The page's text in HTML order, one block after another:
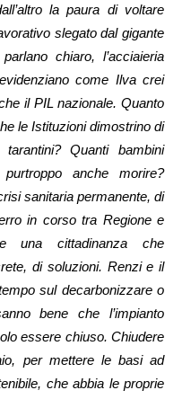
la paura di voltare
slegato dal gigante
chiaro, l’acciaieria
come Ilva crei
il PIL nazionale. Quanto
le Istituzioni dimostrino di
Quanti bambini
anche morire?
sanitaria permanente, di
in corso tra Regione e
una cittadinanza che
di soluzioni. Renzi e il
sul decarbonizzare o
bene che l’impianto
essere chiuso. Chiudere
per mettere le basi ad
che abbia le proprie